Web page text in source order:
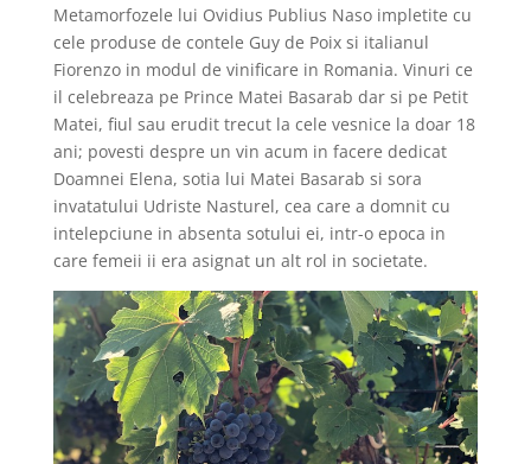
Metamorfozele lui Ovidius Publius Naso impletite cu
cele produse de contele Guy de Poix si italianul
Fiorenzo in modul de vinificare in Romania. Vinuri ce
il celebreaza pe Prince Matei Basarab dar si pe Petit
Matei, fiul sau erudit trecut la cele vesnice la doar 18
ani; povesti despre un vin acum in facere dedicat
Doamnei Elena, sotia lui Matei Basarab si sora
invatatului Udriste Nasturel, cea care a domnit cu
intelepciune in absenta sotului ei, intr-o epoca in
care femeii ii era asignat un alt rol in societate.